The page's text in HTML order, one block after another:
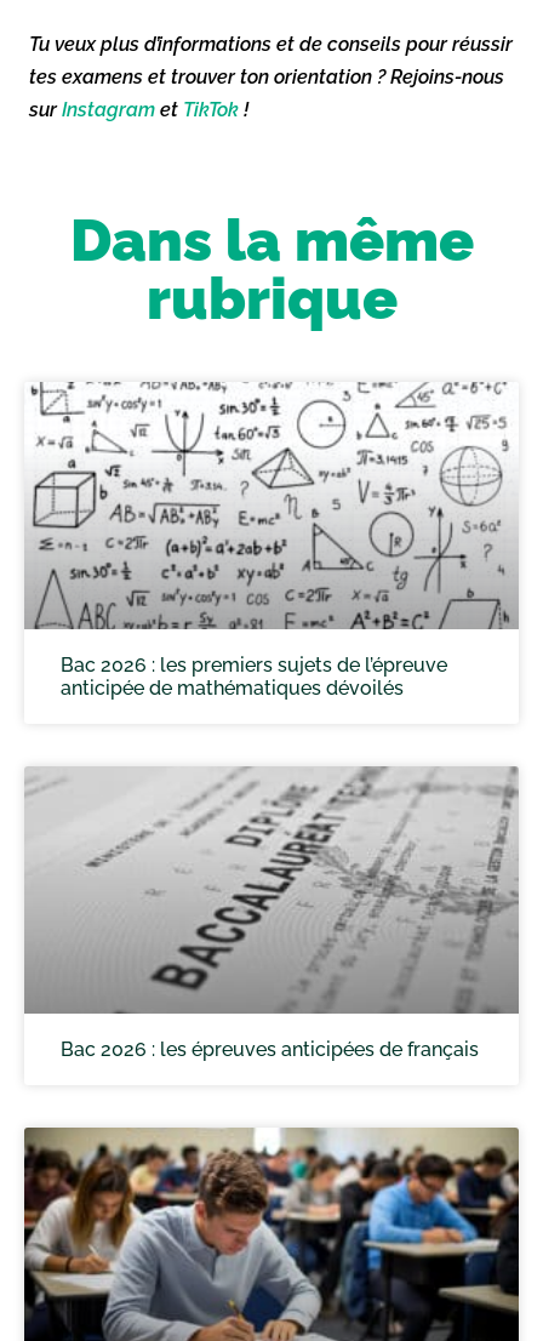
Tu veux plus d’informations et de conseils pour réussir
tes examens et trouver ton orientation ? Rejoins-nous
surInstagram et TikTok !
Dans la même
rubrique
Bac 2026 : les premiers sujets de l’épreuve
anticipée de mathématiques dévoilés
Bac 2026 : les épreuves anticipées de français